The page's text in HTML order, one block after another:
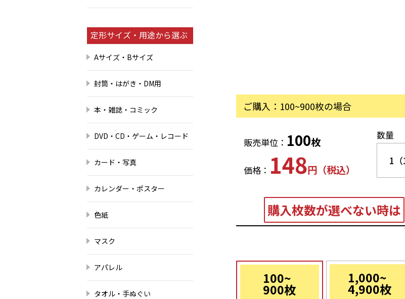
定形サイズ・用途から選ぶ
Aサイズ・Bサイズ
封筒・はがき・DM用
本・雑誌・コミック
DVD・CD・ゲーム・レコード
カード・写真
カレンダー・ポスター
色紙
マスク
アパレル
タオル・手ぬぐい
ご購入：100~900枚の場合
販売単位： 100枚
価格： 148円（税込）
数量
購入枚数が選べない時は
100~
900枚
1,000~
4,900枚